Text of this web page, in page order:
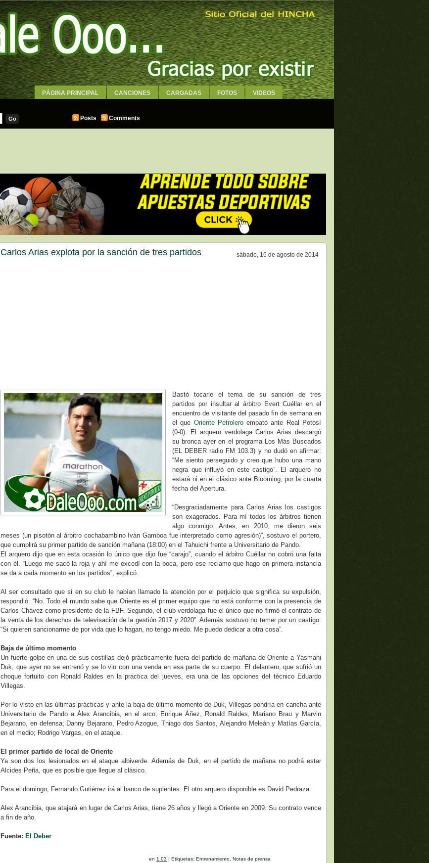
PÁGINA PRINCIPAL CANCIONES CARGADAS FOTOS VIDEOS
Posts
Comments
sábado, 16 de agosto de 2014
Carlos Arias explota por la sanción de tres partidos
Bastó tocarle el tema de su sanción de tres
partidos por insultar al árbitro Evert Cuéllar en el
encuentro de visitante del pasado fin de semana en
el que Oriente Petroleroempató ante Real Potosí
(0-0). El arquero verdolaga Carlos Arias descargó
su bronca ayer en el programa Los Más Buscados
(EL DEBER radio FM 103.3) y no dudó en afirmar:
“Me siento perseguido y creo que hubo una mano
negra que influyó en este castigo”. El arquero no
estará ni en el clásico ante Blooming, por la cuarta
fecha del Apertura.
“Desgraciadamente para Carlos Arias los castigos
son exagerados. Para mí todos los árbitros tienen
algo conmigo. Antes, en 2010, me dieron seis
meses (un pisotón al árbitro cochabambino Iván Gamboa fue interpretado como agresión)”, sostuvo el portero,
que cumplirá su primer partido de sanción mañana (18:00) en el Tahuichi frente a Universitario de Pando.
El arquero dijo que en esta ocasión lo único que dijo fue “carajo”, cuando el árbitro Cuéllar no cobró una falta
con él. “Luego me sacó la roja y ahí me excedí con la boca, pero ese reclamo que hago en primera instancia
se da a cada momento en los partidos”, explicó.
Al ser consultado que si en su club le habían llamado la atención por el perjuicio que significa su expulsión,
respondió: “No. Todo el mundo sabe que Oriente es el primer equipo que no está conforme con la presencia de
Carlos Chávez como presidente de la FBF. Segundo, el club verdolaga fue el único que no firmó el contrato de
la venta de los derechos de televisación de la gestión 2017 y 2020”. Además sostuvo no temer por un castigo:
“Si quieren sancionarme de por vida que lo hagan, no tengo miedo. Me puedo dedicar a otra cosa”.
Baja de último momento
Un fuerte golpe en una de sus costillas dejó prácticamente fuera del partido de mañana de Oriente a Yasmani
Duk, que ayer no se entrenó y se lo vio con una venda en esa parte de su cuerpo. El delantero, que sufrió un
choque fortuito con Ronald Raldes en la práctica del jueves, era una de las opciones del técnico Eduardo
Villegas.
Por lo visto en las últimas prácticas y ante la baja de último momento de Duk, Villegas pondría en cancha ante
Universitario de Pando a Álex Arancibia, en el arco; Enrique Áñez, Ronald Raldes, Mariano Brau y Marvin
Bejarano, en defensa; Danny Bejarano, Pedro Azogue, Thiago dos Santos, Alejandro Meleán y Matías García,
en el medio; Rodrigo Vargas, en el ataque.
El primer partido de local de Oriente
Ya son dos los lesionados en el ataque albiverde. Además de Duk, en el partido de mañana no podrá estar
Alcides Peña, que es posible que llegue al clásico.
Para el domingo, Fernando Gutiérrez irá al banco de suplentes. El otro arquero disponible es David Pedraza.
Alex Arancibia, que atajará en lugar de Carlos Arias, tiene 26 años y llegó a Oriente en 2009. Su contrato vence
a fin de año.
Fuente: El Deber
en 1:03 |Etiquetas:Entrenamiento ,Notas de prensa